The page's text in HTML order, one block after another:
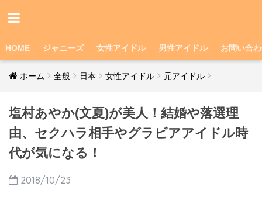
HOME ジャニーズ 女性アイドル 男性アイドル お問い合
ホーム 全般 日本 女性アイドル 元アイドル
塩村あやか(文夏)が美人！結婚や落選理
由、セクハラ相手やグラビアアイドル時
代が気になる！
2018/10/23